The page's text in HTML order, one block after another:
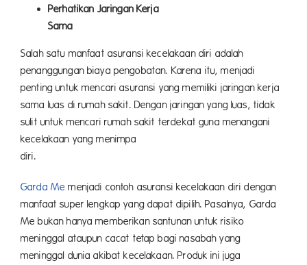
Perhatikan Jaringan Kerja
Salah satu manfaat asuransi kecelakaan diri adalah
penanggungan biaya pengobatan. Karena itu, menjadi
penting untuk mencari asuransi yang memiliki jaringan kerja
sama luas di rumah sakit. Dengan jaringan yang luas, tidak
sulit untuk mencari rumah sakit terdekat guna menangani
kecelakaan yang menimpa
Garda Me menjadi contoh asuransi kecelakaan diri dengan
manfaat super lengkap yang dapat dipilih. Pasalnya, Garda
Me bukan hanya memberikan santunan untuk risiko
meninggal ataupun cacat tetap bagi nasabah yang
meninggal dunia akibat kecelakaan. Produk ini juga